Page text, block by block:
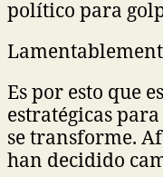
político para
Es por esto que
estratégicas
se transforme.
han decidido